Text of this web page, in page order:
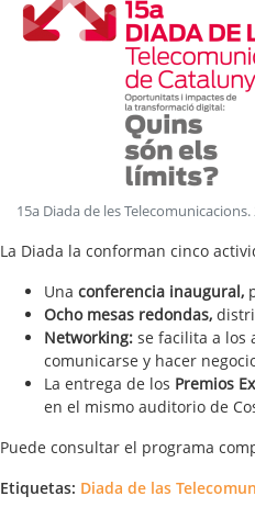
15a Diada de les Telecomunicacions.
La Diada la conforman cinco
Una conferencia inaugural,
Ocho mesas redondas,
Networking: se facilita a los
comunicarse y hacer
La entrega de los Premios
en el mismo auditorio de
Puede consultar el programa
Etiquetas: Diada de las